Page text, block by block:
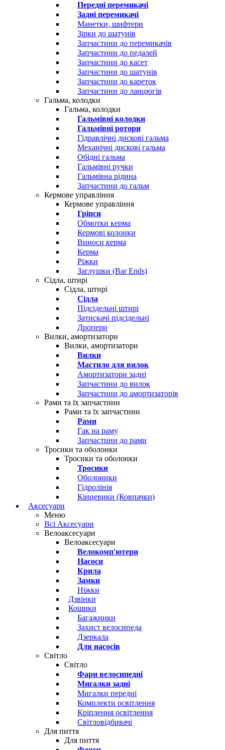
Передні перемикачі
Задні перемикачі
Манетки, шифтери
Зірки до шатунів
Запчастини до перемикачів
Запчастини до педалей
Запчастини до касет
Запчастини до шатунів
Запчастини до кареток
Запчастини до ланцюгів
Гальма, колодки
Гальма, колодки
Гальмівні колодки
Гальмівні ротори
Гідравлічні дискові гальма
Механічні дискові гальма
Обідні гальма
Гальмівні ручки
Гальмівна рідина
Запчастини до гальм
Кермове управління
Кермове управління
Гріпси
Обмотки керма
Кермові колонки
Виноси керма
Керма
Ріжки
Заглушки (Bar Ends)
Сідла, штирі
Сідла, штирі
Сідла
Підсідельні штирі
Затискачі підсідельні
Дропери
Вилки, амортизатори
Вилки, амортизатори
Вилки
Мастило для вилок
Амортизатори задні
Запчастини до вилок
Запчастини до амортизаторів
Рами та їх запчастини
Рами та їх запчастини
Рами
Гак на раму
Запчастини до рами
Тросики та оболонки
Тросики та оболонки
Тросики
Оболоники
Гідролінія
Кінцевики (Ковпачки)
Аксесуари
Меню
Всі Аксесуари
Велоаксесуари
Велоаксесуари
Велокомп'ютери
Насоси
Крила
Замки
Ніжки
Дзвінки
Кошики
Багажники
Захист велосипеда
Дзеркала
Для насосів
Світло
Світло
Фари велосипедні
Мигалки задні
Мигалки передні
Комплекти освітлення
Кріплення освітлення
Світловідбивачі
Для пиття
Для пиття